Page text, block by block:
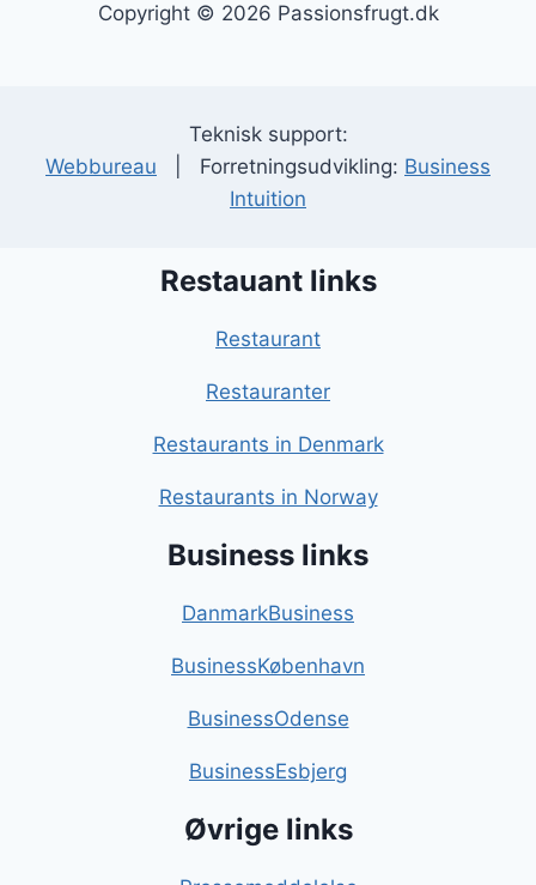
Copyright © 2026 Passionsfrugt.dk
Teknisk support:
Webbureau | Forretningsudvikling: Business
Intuition
Restauant links
Restaurant
Restauranter
Restaurants in Denmark
Restaurants in Norway
Business links
DanmarkBusiness
BusinessKøbenhavn
BusinessOdense
BusinessEsbjerg
Øvrige links